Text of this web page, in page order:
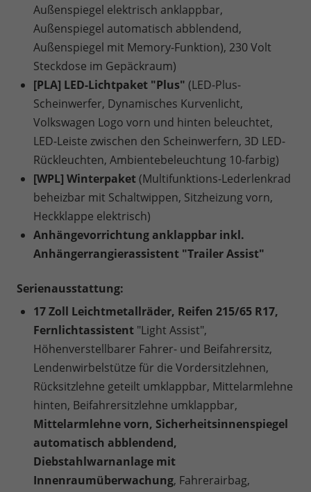
Außenspiegel elektrisch anklappbar,
Außenspiegel automatisch abblendend,
Außenspiegel mit Memory-Funktion), 230 Volt
Steckdose im Gepäckraum)
[PLA] LED-Lichtpaket "Plus" (LED-Plus-
Scheinwerfer, Dynamisches Kurvenlicht,
Volkswagen Logo vorn und hinten beleuchtet,
LED-Leiste zwischen den Scheinwerfern, 3D LED-
Rückleuchten, Ambientebeleuchtung 10-farbig)
[WPL] Winterpaket(Multifunktions-Lederlenkrad
beheizbar mit Schaltwippen, Sitzheizung vorn,
Heckklappe elektrisch)
Anhängevorrichtung anklappbar inkl.
Anhängerrangierassistent "Trailer Assist"
Serienausstattung:
17 Zoll Leichtmetallräder, Reifen 215/65 R17,
Fernlichtassistent "Light Assist",
Höhenverstellbarer Fahrer- und Beifahrersitz,
Lendenwirbelstütze für die Vordersitzlehnen,
Rücksitzlehne geteilt umklappbar, Mittelarmlehne
hinten, Beifahrersitzlehne umklappbar,
Mittelarmlehne vorn, Sicherheitsinnenspiegel
automatisch abblendend,
Diebstahlwarnanlage mit
Innenraumüberwachung, Fahrerairbag,